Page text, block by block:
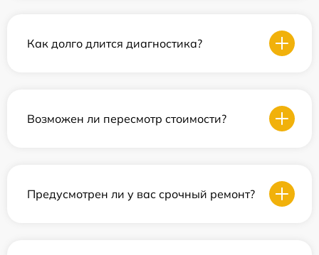
Как долго длится диагностика?
Возможен ли пересмотр стоимости?
Предусмотрен ли у вас срочный ремонт?